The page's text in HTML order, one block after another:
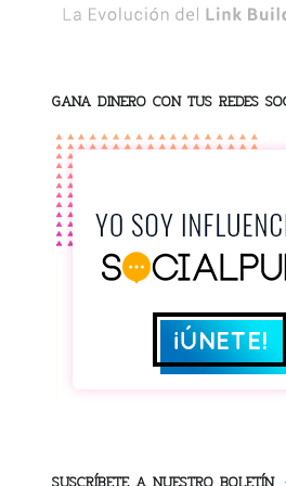
GANA DINERO CON TUS REDES